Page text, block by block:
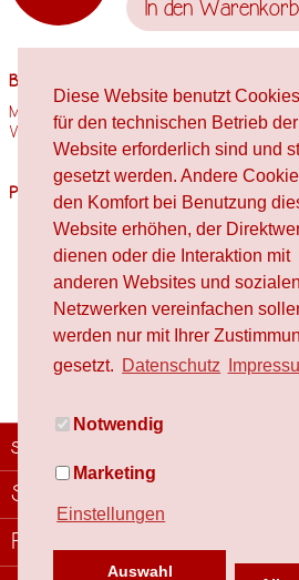
Diese Website benutzt
für den technischen Betrieb der
Website erforderlich sind und
gesetzt werden. Andere
den Komfort bei Benutzung
Website erhöhen, der
dienen oder die Interaktion mit
anderen Websites und sozialen
Netzwerken vereinfachen
werden nur mit Ihrer
gesetzt. Datenschutz
Notwendig
Marketing
Einstellungen
Auswahl
In den Warenkorb
Beschreibung
Motivgröße: 27,5mm x 47,5mm
Verwendete Materialien Holz,...mehr
Passende Produkte
schafproduction
Shop
Rechtliches